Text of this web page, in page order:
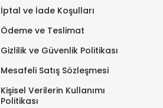
İptal ve İade Koşulları
Ödeme ve Teslimat
Gizlilik ve Güvenlik Politikası
Mesafeli Satış Sözleşmesi
Kişisel Verilerin Kullanımı
Politikası